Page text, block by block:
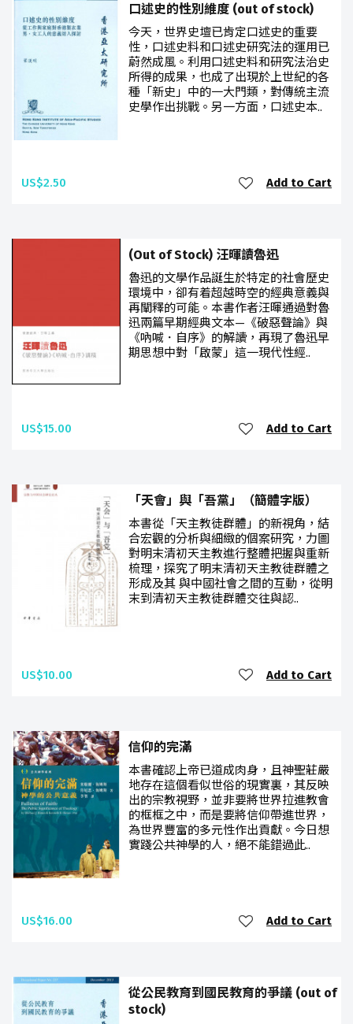
口述史的性別維度 (out of stock)
今天，世界史壇已肯定口述史的重要
性，口述史料和口述史研究法的運用已
蔚然成風。利用口述史料和研究法治史
所得的成果，也成了出現於上世紀的各
種「新史」中的一大門類，對傳統主流
史學作出挑戰。另一方面，口述史本..
US$2.50 Add to Cart
(Out of Stock) 汪暉讀魯迅
魯迅的文學作品誕生於特定的社會歷史
環境中，卻有着超越時空的經典意義與
再闡釋的可能。本書作者汪暉通過對魯
迅兩篇早期經典文本—《破惡聲論》與
《吶喊．自序》的解讀，再現了魯迅早
期思想中對「啟蒙」這一現代性經..
US$15.00 Add to Cart
「天會」與「吾黨」（簡體字版）
本書從「天主教徒群體」的新視角，結
合宏觀的分析與細緻的個案研究，力圖
對明末清初天主教進行整體把握與重新
梳理，探究了明末清初天主教徒群體之
形成及其 與中國社會之間的互動，從明
末到清初天主教徒群體交往與認..
US$10.00 Add to Cart
信仰的完滿
本書確認上帝已道成肉身，且神聖莊嚴
地存在這個看似世俗的現實裏，其反映
出的宗教視野，並非要將世界拉進教會
的框框之中，而是要將信仰帶進世界，
為世界豐富的多元性作出貢獻。今日想
實踐公共神學的人，絕不能錯過此..
US$16.00 Add to Cart
從公民教育到國民教育的爭議 (out of
stock)